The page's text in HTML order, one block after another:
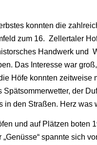
konnten die
zum 16. Zellertaler
Handwerk und
Das Interesse war
Höfe konnten zeitweise
Spätsommerwetter, der
in den Straßen. Herz was
und auf Plätzen boten
spannte sich